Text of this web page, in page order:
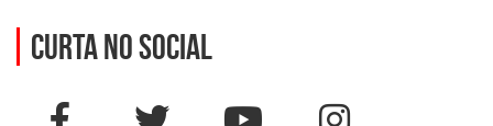
Curta no social